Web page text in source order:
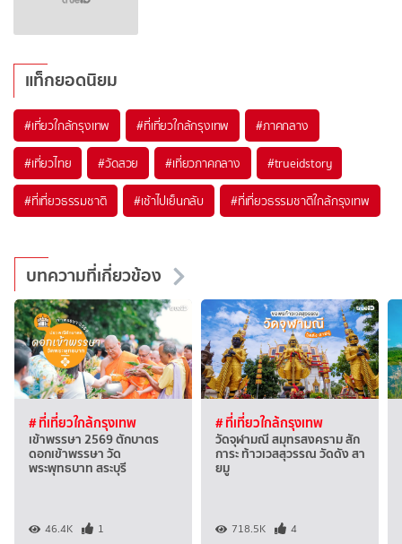
แท็กยอดนิยม
#เที่ยวใกล้กรุงเทพ #ที่เที่ยวใกล้กรุงเทพ #ภาคกลาง
#เที่ยวไทย #วัดสวย #เที่ยวภาคกลาง #trueidstory
#ที่เที่ยวธรรมชาติ #เช้าไปเย็นกลับ #ที่เที่ยวธรรมชาติใกล้กรุงเทพ
บทความที่เกี่ยวข้อง
# ที่เที่ยวใกล้กรุงเทพ
เข้าพรรษา 2569 ตักบาตร
ดอกเข้าพรรษา วัด
พระพุทธบาท สระบุรี
46.4K 1
# ที่เที่ยวใกล้กรุงเทพ
วัดจุฬามณี สมุทรสงคราม สัก
การะ ท้าวเวสสุวรรณ วัดดัง สา
ยมู
718.5K 4